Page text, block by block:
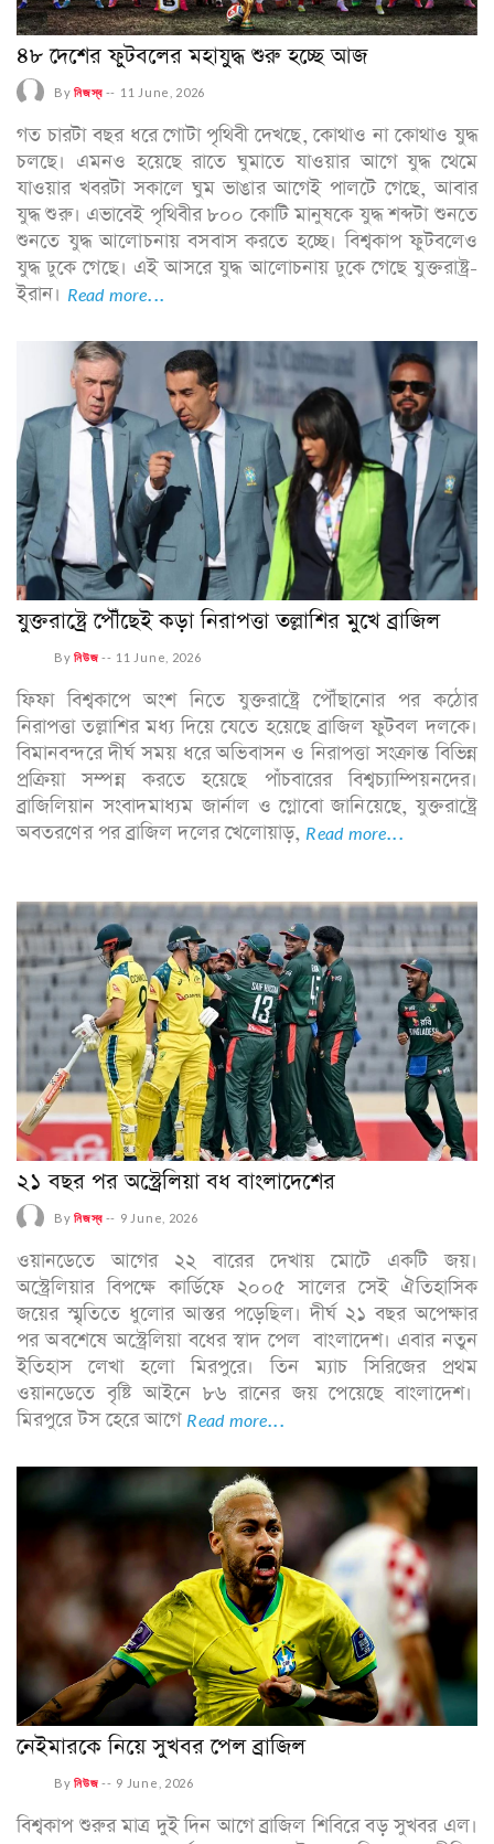
৪৮ দেশের ফুটবলের মহাযুদ্ধ শুরু হচ্ছে আজ
Byনিজস্ব-- 11 June, 2026
গত চারটা বছর ধরে গোটা পৃথিবী দেখছে, কোথাও না কোথাও যুদ্ধ
চলছে। এমনও হয়েছে রাতে ঘুমাতে যাওয়ার আগে যুদ্ধ থেমে
যাওয়ার খবরটা সকালে ঘুম ভাঙার আগেই পালটে গেছে, আবার
যুদ্ধ শুরু। এভাবেই পৃথিবীর ৮০০ কোটি মানুষকে যুদ্ধ শব্দটা শুনতে
শুনতে যুদ্ধ আলোচনায় বসবাস করতে হচ্ছে। বিশ্বকাপ ফুটবলেও
যুদ্ধ ঢুকে গেছে। এই আসরে যুদ্ধ আলোচনায় ঢুকে গেছে যুক্তরাষ্ট্র-
ইরান। Read more...
যুক্তরাষ্ট্রে পৌঁছেই কড়া নিরাপত্তা তল্লাশির মুখে ব্রাজিল
Byনিউজ -- 11 June, 2026
ফিফা বিশ্বকাপে অংশ নিতে যুক্তরাষ্ট্রে পৌঁছানোর পর কঠোর
নিরাপত্তা তল্লাশির মধ্য দিয়ে যেতে হয়েছে ব্রাজিল ফুটবল দলকে।
বিমানবন্দরে দীর্ঘ সময় ধরে অভিবাসন ও নিরাপত্তা সংক্রান্ত বিভিন্ন
প্রক্রিয়া সম্পন্ন করতে হয়েছে পাঁচবারের বিশ্বচ্যাম্পিয়নদের।
ব্রাজিলিয়ান সংবাদমাধ্যম জার্নাল ও গ্লোবো জানিয়েছে, যুক্তরাষ্ট্রে
অবতরণের পর ব্রাজিল দলের খেলোয়াড়, Read more...
২১ বছর পর অস্ট্রেলিয়া বধ বাংলাদেশের
Byনিজস্ব-- 9 June, 2026
ওয়ানডেতে আগের ২২ বারের দেখায় মোটে একটি জয়।
অস্ট্রেলিয়ার বিপক্ষে কার্ডিফে ২০০৫ সালের সেই ঐতিহাসিক
জয়ের স্মৃতিতে ধুলোর আস্তর পড়েছিল। দীর্ঘ ২১ বছর অপেক্ষার
পর অবশেষে অস্ট্রেলিয়া বধের স্বাদ পেল বাংলাদেশ। এবার নতুন
ইতিহাস লেখা হলো মিরপুরে। তিন ম্যাচ সিরিজের প্রথম
ওয়ানডেতে বৃষ্টি আইনে ৮৬ রানের জয় পেয়েছে বাংলাদেশ।
মিরপুরে টস হেরে আগে Read more...
নেইমারকে নিয়ে সুখবর পেল ব্রাজিল
Byনিউজ -- 9 June, 2026
বিশ্বকাপ শুরুর মাত্র দুই দিন আগে ব্রাজিল শিবিরে বড় সুখবর এল।